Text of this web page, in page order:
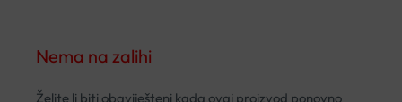
Nema na zalihi